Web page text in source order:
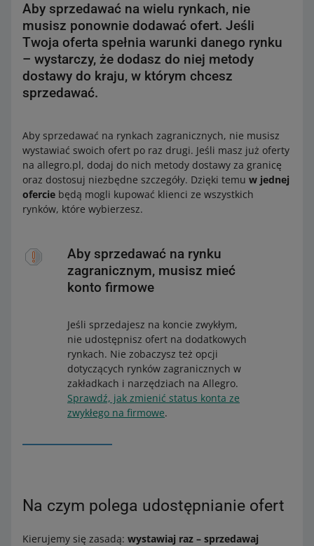
Aby sprzedawać na wielu rynkach, nie
musisz ponownie dodawać ofert. Jeśli
Twoja oferta spełnia warunki danego rynku
– wystarczy, że dodasz do niej metody
dostawy do kraju, w którym chcesz
sprzedawać.
Aby sprzedawać na rynkach zagranicznych, nie musisz
wystawiać swoich ofert po raz drugi. Jeśli masz już oferty
na allegro.pl, dodaj do nich metody dostawy za granicę
oraz dostosuj niezbędne szczegóły. Dzięki temu w jednej
ofercie będą mogli kupować klienci ze wszystkich
rynków, które wybierzesz.
Aby sprzedawać na rynku
zagranicznym, musisz mieć
konto firmowe
Jeśli sprzedajesz na koncie zwykłym,
nie udostępnisz ofert na dodatkowych
rynkach. Nie zobaczysz też opcji
dotyczących rynków zagranicznych w
zakładkach i narzędziach na Allegro.
Sprawdź, jak zmienić status konta ze
zwykłego na firmowe.
Na czym polega udostępnianie ofert
Kierujemy się zasadą: wystawiaj raz – sprzedawaj